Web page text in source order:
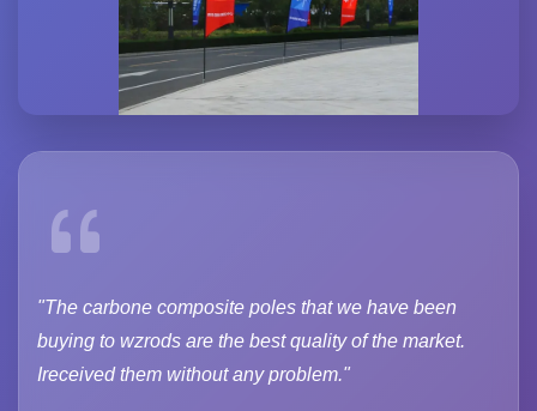
"The carbone composite poles that we have been
buying to wzrods are the best quality of the market.
Ireceived them without any problem."